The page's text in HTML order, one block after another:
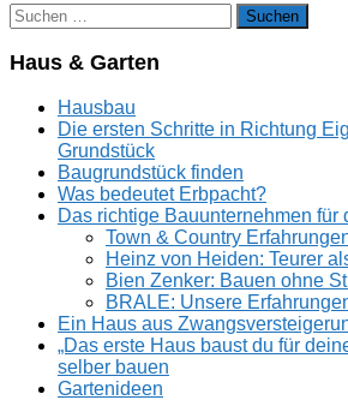
Suchen
nach:
Haus & Garten
Hausbau
Die ersten Schritte in Richtung
Grundstück
Baugrundstück finden
Was bedeutet Erbpacht?
Das richtige Bauunternehmen für
Town & Country
Heinz von Heiden: Teurer
Bien Zenker: Bauen ohne
BRALE: Unsere
Ein Haus aus
„Das erste Haus baust du für
selber bauen
Gartenideen